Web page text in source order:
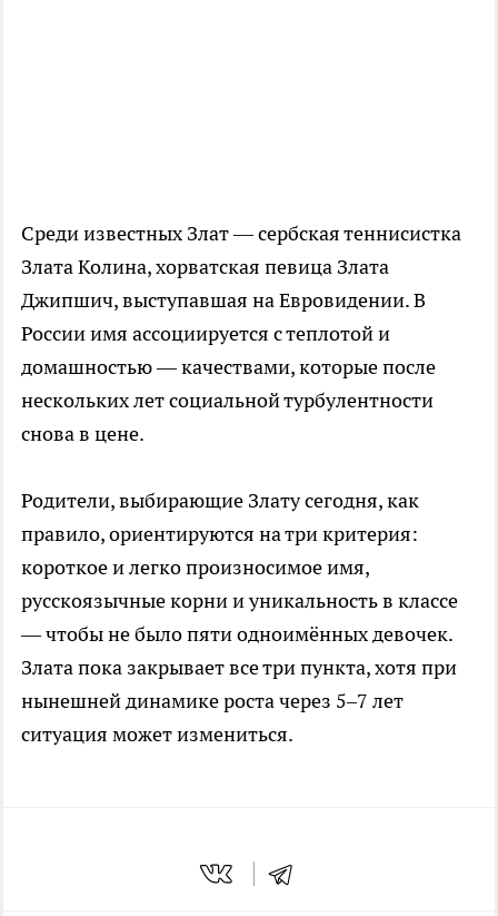
Среди известных Злат — сербская теннисистка
Злата Колина, хорватская певица Злата
Джипшич, выступавшая на Евровидении. В
России имя ассоциируется с теплотой и
домашностью — качествами, которые после
нескольких лет социальной турбулентности
снова в цене.
Родители, выбирающие Злату сегодня, как
правило, ориентируются на три критерия:
короткое и легко произносимое имя,
русскоязычные корни и уникальность в классе
— чтобы не было пяти одноимённых девочек.
Злата пока закрывает все три пункта, хотя при
нынешней динамике роста через 5–7 лет
ситуация может измениться.